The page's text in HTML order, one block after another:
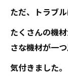
ただ、トラブル
たくさんの機
さな機材が一
気付きました。